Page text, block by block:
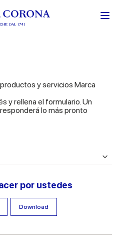
y servicios Marca
y rellena el formulario. Un
lo más pronto
por ustedes
Download